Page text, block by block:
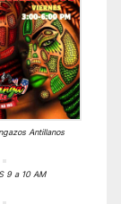
Antillanos
9 a 10 AM